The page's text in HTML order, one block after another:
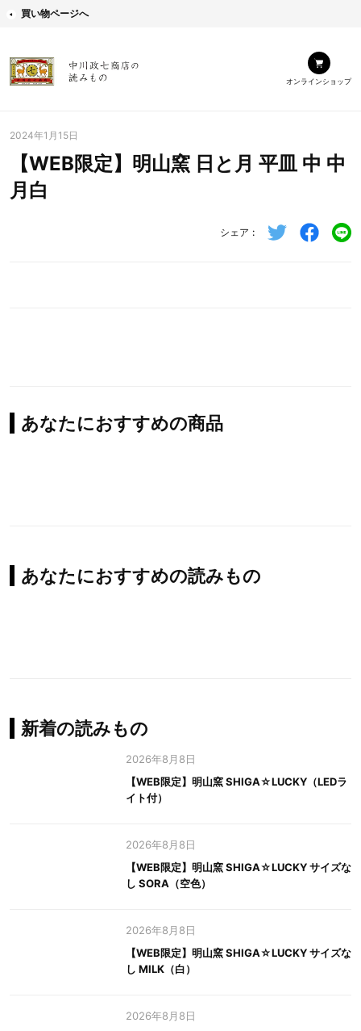
買い物ページへ
オンラインショップ
2024年1月15日
【WEB限定】明山窯 日と月 平皿 中 中
月白
シェア
あなたにおすすめの商品
あなたにおすすめの読みもの
新着の読みもの
2026年8月8日
【WEB限定】明山窯 SHIGA☆LUCKY（LEDラ
イト付）
2026年8月8日
【WEB限定】明山窯 SHIGA☆LUCKY サイズな
し SORA（空色）
2026年8月8日
【WEB限定】明山窯 SHIGA☆LUCKY サイズな
し MILK（白）
2026年8月8日